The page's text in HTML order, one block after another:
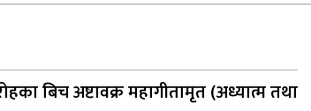
बिच अष्टावक्र महागीतामृत (अध्यात्म तथा